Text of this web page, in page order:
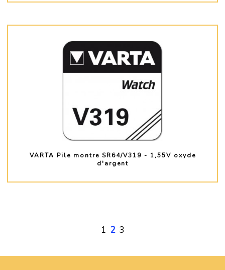
VARTA Pile montre SR64/V319 - 1,55V oxyde
d'argent
1 2 3